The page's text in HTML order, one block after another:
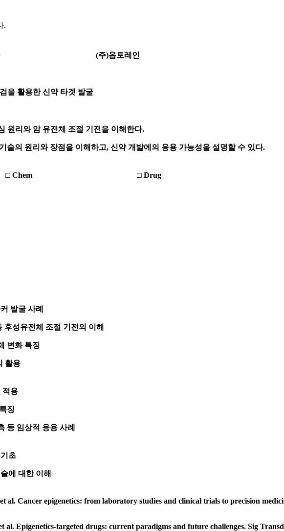
.
(주)옵토레인
을 활용한 신약 타겟 발굴
원리와 암 유전체 조절 기전을 이해한다.
술의 원리와 장점을 이해하고, 신약 개발에의 응용 가능성을 설명할 수 있다.
□ Chem □ Drug
발굴 사례
후성유전체 조절 기전의 이해
변화 특징
활용
적용
징
등 임상적 응용 사례
초
에 대한 이해
al. Cancer epigenetics: from laboratory studies and clinical trials to precision
al. Epigenetics-targeted drugs: current paradigms and future challenges. Sig